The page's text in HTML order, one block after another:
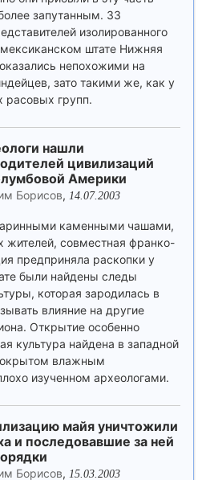
запутанным. 33
изолированного
штате Нижняя
непохожими на
зато такими же, как у
расовых групп.
нашли
цивилизаций
Америки
Борисов, 14.07.2003
каменными чашами,
совместная франко-
предприняла раскопки у
были найдены следы
которая зародилась в
влияние на другие
Открытие особенно
культура найдена в западной
влажным
изученном археологами.
майя уничтожили
и последовавшие за ней
Борисов, 15.03.2003